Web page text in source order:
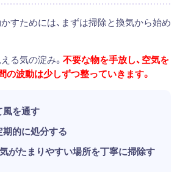
すためには、まずは掃除と換気から始め
る気の淀み。 不要な物を手放し、空気を
の波動は少しずつ整っていきます。
風を通す
的に処分する
がたまりやすい場所を丁寧に掃除す